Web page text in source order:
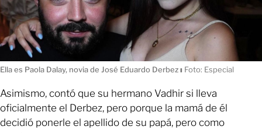
Ella es Paola Dalay, novia de José Eduardo Derbezı Foto: Especial
Asimismo, contó que su hermano Vadhir si lleva
oficialmente el Derbez, pero porque la mamá de él
decidió ponerle el apellido de su papá, pero como